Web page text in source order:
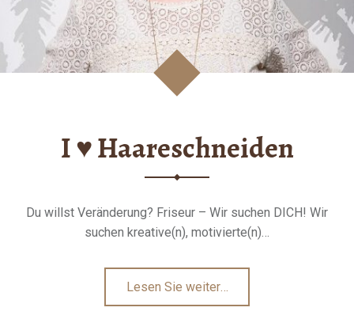
I ♥ Haareschneiden
Du willst Veränderung? Friseur – Wir suchen DICH! Wir
suchen kreative(n), motivierte(n)…
Lesen Sie weiter"I
♥
…